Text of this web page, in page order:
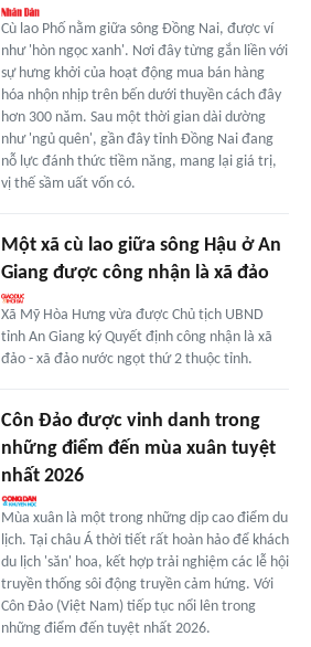
Cù lao Phố nằm giữa sông Đồng Nai, được ví
như 'hòn ngọc xanh'. Nơi đây từng gắn liền với
sự hưng khởi của hoạt động mua bán hàng
hóa nhộn nhịp trên bến dưới thuyền cách đây
hơn 300 năm. Sau một thời gian dài dường
như 'ngủ quên', gần đây tỉnh Đồng Nai đang
nỗ lực đánh thức tiềm năng, mang lại giá trị,
vị thế sầm uất vốn có.
Một xã cù lao giữa sông Hậu ở An
Giang được công nhận là xã đảo
Xã Mỹ Hòa Hưng vừa được Chủ tịch UBND
tỉnh An Giang ký Quyết định công nhận là xã
đảo - xã đảo nước ngọt thứ 2 thuộc tỉnh.
Côn Đảo được vinh danh trong
những điểm đến mùa xuân tuyệt
nhất 2026
Mùa xuân là một trong những dịp cao điểm du
lịch. Tại châu Á thời tiết rất hoàn hảo để khách
du lịch 'săn' hoa, kết hợp trải nghiệm các lễ hội
truyền thống sôi động truyền cảm hứng. Với
Côn Đảo (Việt Nam) tiếp tục nổi lên trong
những điểm đến tuyệt nhất 2026.